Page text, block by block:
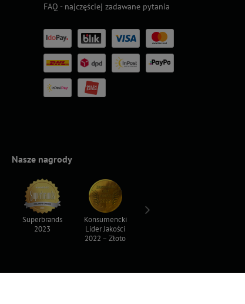
FAQ - najczęściej zadawane pytania
Nasze nagrody
Superbrands
2023
Konsumencki
Lider Jakości
2022 – Złoto